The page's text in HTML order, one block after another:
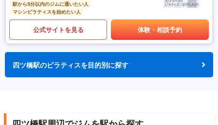
駅から5分以内のジムに通いたい人
マシンピラティスを始めたい人
公式サイトを見る 体験・相談予約
四ツ橋駅のピラティスを目的別に探す